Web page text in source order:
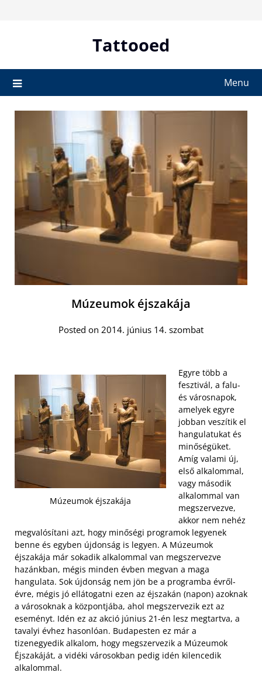
Tattooed
Menu
Múzeumok éjszakája
Posted on 2014. június 14. szombat
Múzeumok éjszakája
Egyre több a
fesztivál, a falu-
és városnapok,
amelyek egyre
jobban veszítik el
hangulatukat és
minőségüket.
Amíg valami új,
első alkalommal,
vagy második
alkalommal van
megszervezve,
akkor nem nehéz
megvalósítani azt, hogy minőségi programok legyenek
benne és egyben újdonság is legyen. A Múzeumok
éjszakája már sokadik alkalommal van megszervezve
hazánkban, mégis minden évben megvan a maga
hangulata. Sok újdonság nem jön be a programba évről-
évre, mégis jó ellátogatni ezen az éjszakán (napon) azoknak
a városoknak a központjába, ahol megszervezik ezt az
eseményt. Idén ez az akció június 21-én lesz megtartva, a
tavalyi évhez hasonlóan. Budapesten ez már a
tizenegyedik alkalom, hogy megszervezik a Múzeumok
Éjszakáját, a vidéki városokban pedig idén kilencedik
alkalommal.